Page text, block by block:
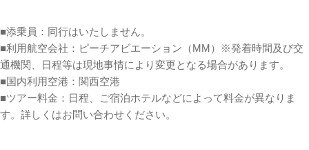
■添乗員：同行はいたしません。
■利用航空会社：ピーチアビエーション（MM）※発着時間及び交
通機関、日程等は現地事情により変更となる場合があります。
■国内利用空港：関西空港
■ツアー料金：日程、ご宿泊ホテルなどによって料金が異なりま
す。詳しくはお問い合わせください。